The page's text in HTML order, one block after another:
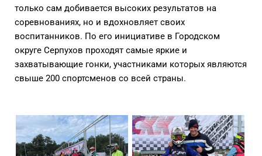
только сам добивается высоких результатов на
соревнованиях, но и вдохновляет своих
воспитанников. По его инициативе в Городском
округе Серпухов проходят самые яркие и
захватывающие гонки, участниками которых являются
свыше 200 спортсменов со всей страны.